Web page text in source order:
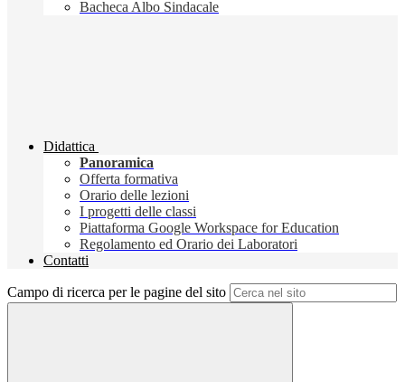
Bacheca Albo Sindacale
Didattica
Panoramica
Offerta formativa
Orario delle lezioni
I progetti delle classi
Piattaforma Google Workspace for Education
Regolamento ed Orario dei Laboratori
Contatti
Campo di ricerca per le pagine del sito